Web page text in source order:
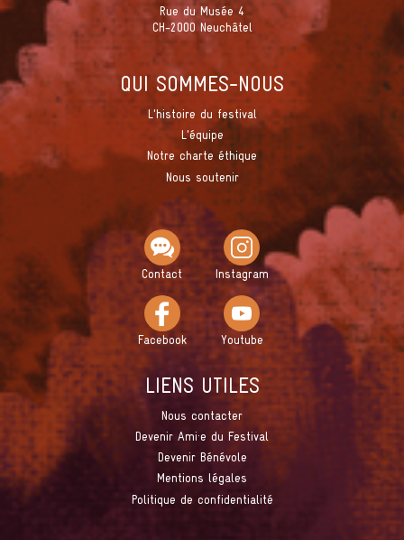
Rue du Musée 4
CH-2000 Neuchâtel
QUI SOMMES-NOUS
L'histoire du festival
L'équipe
Notre charte éthique
Nous soutenir
Contact Instagram
Facebook Youtube
LIENS UTILES
Nous contacter
Devenir Ami·e du Festival
Devenir Bénévole
Mentions légales
Politique de confidentialité